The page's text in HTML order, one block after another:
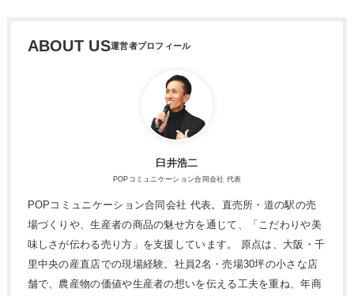
ABOUT US
臼井浩二
POPコミュニケーション合同会社 代表
POPコミュニケーション合同会社 代表。直売所・道の駅の売
場づくりや、生産者の商品の魅せ方を通じて、「こだわりや美
味しさが伝わる売り方」を支援しています。 原点は、大阪・千
里中央の産直店での現場経験。社員2名・売場30坪の小さな店
舗で、農産物の価値や生産者の想いを伝える工夫を重ね、年商